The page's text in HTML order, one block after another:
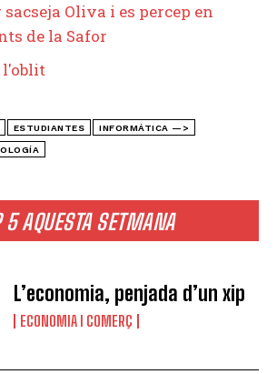
5 AQUESTA SETMANA
L’economia, penjada d’un xip
ECONOMIA I COMERÇ
Oliva i es percep en
de la Safor
l'oblit
ESTUDIANTES INFORMÁTICA —>